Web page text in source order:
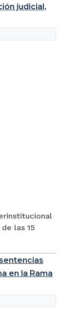
judicial,
las 15
en la Rama